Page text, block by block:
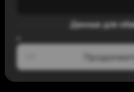
Данные для